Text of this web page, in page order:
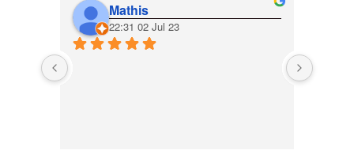
Mathis
22:31 02 Jul 23